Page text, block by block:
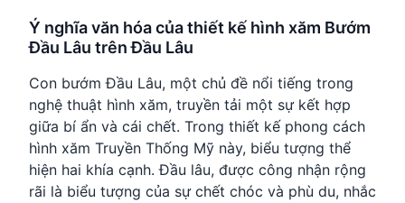
Ý nghĩa văn hóa của thiết kế hình xăm Bướm
Đầu Lâu trên Đầu Lâu
Con bướm Đầu Lâu, một chủ đề nổi tiếng trong
nghệ thuật hình xăm, truyền tải một sự kết hợp
giữa bí ẩn và cái chết. Trong thiết kế phong cách
hình xăm Truyền Thống Mỹ này, biểu tượng thể
hiện hai khía cạnh. Đầu lâu, được công nhận rộng
rãi là biểu tượng của sự chết chóc và phù du, nhắc